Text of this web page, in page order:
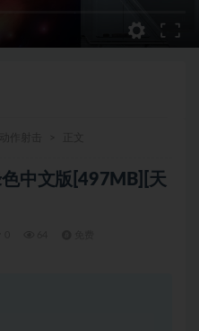
色中文版[497MB][天